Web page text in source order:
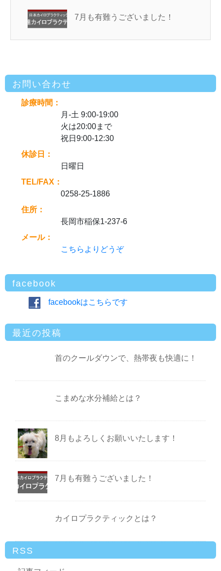
7月も有難うございました！
お問い合わせ
診療時間：
月-土 9:00-19:00
火は20:00まで
祝日9:00-12:30
休診日：
日曜日
TEL/FAX：
0258-25-1886
住所：
長岡市稲保1-237-6
メール：
こちらよりどうぞ
facebook
facebookはこちらです
最近の投稿
首のクールダウンで、熱帯夜も快適に！
こまめな水分補給とは？
8月もよろしくお願いいたします！
7月も有難うございました！
カイロプラクティックとは？
RSS